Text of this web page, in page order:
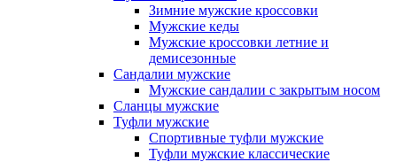
Зимние мужские кроссовки
Мужские кеды
Мужские кроссовки летние и
демисезонные
Сандалии мужские
Мужские сандалии с закрытым носом
Сланцы мужские
Туфли мужские
Спортивные туфли мужские
Туфли мужские классические